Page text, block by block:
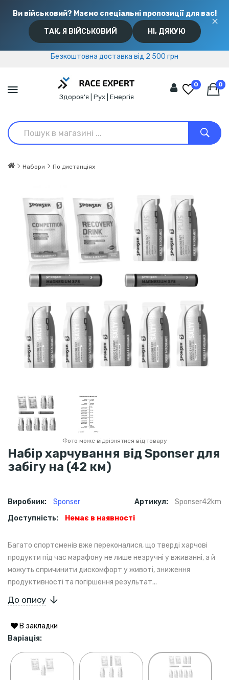
Ви військовий? Маємо спеціальні пропозиції для вас!
ТАК, Я ВІЙСЬКОВИЙ НІ, ДЯКУЮ
✕
Безкоштовна доставка від 2 500 грн
Безкоштовна доставка від 2 500 грн
Здоров’я | Рух | Енергія
0 0
Набори По дистанціях
Фото може відрізнятися від товару
Набір харчування від Sponser для
забігу на (42 км)
Виробник: Sponser Артикул:
Sponser42km
Доступність:
Немає в наявності
Багато спортсменів вже переконалися, що тверді харчові
продукти під час марафону не лише незручні у вживанні, а й
можуть спричинити дискомфорт у животі, зниження
продуктивності та погіршення результат...
До опису
В закладки
Варіація: